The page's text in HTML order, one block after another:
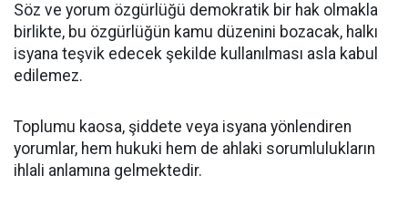
Söz ve yorum özgürlüğü demokratik bir hak olmakla
birlikte, bu özgürlüğün kamu düzenini bozacak, halkı
isyana teşvik edecek şekilde kullanılması asla kabul
edilemez.
Toplumu kaosa, şiddete veya isyana yönlendiren
yorumlar, hem hukuki hem de ahlaki sorumlulukların
ihlali anlamına gelmektedir.